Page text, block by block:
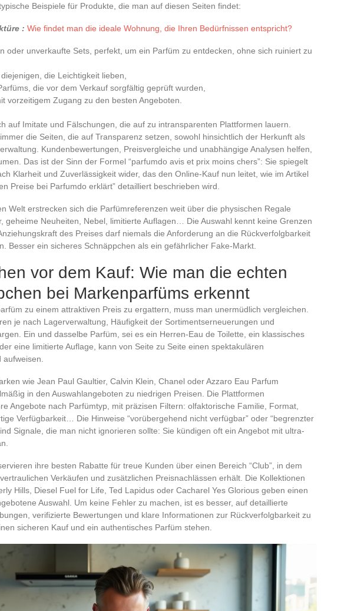
Beispiele für Produkte, die man auf diesen Seiten findet:
: Wie findet man die ideale Wohnung, die Ihren Bedürfnissen entspricht?
oder unverkaufte Sets, perfekt, um ein Parfüm zu entdecken, ohne sich ruiniert zu
die Leichtigkeit lieben,
die vor dem Verkauf sorgfältig geprüft wurden,
vorzeitigem Zugang zu den besten Angeboten.
auf Imitate und Fälschungen, die auf zu intransparenten Plattformen lauern.
die Seiten, die auf Transparenz setzen, sowohl hinsichtlich der Herkunft als
Kundenbewertungen, Preisvergleiche und unabhängige Analysen helfen,
Das ist der Sinn der Formel “parfumdo avis et prix moins chers”: Sie spiegelt
Klarheit und Zuverlässigkeit wider, das den Online-Kauf nun leitet, wie im Artikel
Preise bei Parfumdo erklärt” detailliert beschrieben wird.
Welt erstrecken sich die Parfümreferenzen weit über die physischen Regale
geheime Neuheiten, Nebel, limitierte Auflagen… Die Auswahl kennt keine Grenzen
des Preises darf niemals die Anforderung an die Rückverfolgbarkeit
Besser ein sicheres Schnäppchen als ein gefährlicher Fake-Markt.
vor dem Kauf: Wie man die echten
bei Markenparfüms erkennt
zu einem attraktiven Preis zu ergattern, muss man unermüdlich vergleichen.
je nach Lagerverwaltung, Häufigkeit der Sortimentserneuerungen und
Ein und dasselbe Parfüm, sei es ein Herren-Eau de Toilette, ein klassisches
eine limitierte Auflage, kann von Seite zu Seite einen spektakulären
wie Jean Paul Gaultier, Calvin Klein, Chanel oder Azzaro Eau Parfum
in den Auswahlangeboten zu niedrigen Preisen. Die Plattformen
Angebote nach Parfümtyp, mit präzisen Filtern: olfaktorische Familie, Format,
Verfügbarkeit… Die Hinweise “vorübergehend nicht verfügbar” oder “begrenzter
Signale, die man nicht ignorieren sollte: Sie kündigen oft ein Angebot mit ultra-
ihre besten Rabatte für treue Kunden über einen Bereich “Club”, in dem
Verkäufen und zusätzlichen Preisnachlässen erhält. Die Kollektionen
Hills, Diesel Fuel for Life, Ted Lapidus oder Cacharel Yes Glorious geben einen
Auswahl. Um keine Fehler zu machen, ist es besser, auf detaillierte
verifizierte Bewertungen und klare Informationen zur Rückverfolgbarkeit zu
sicheren Kauf und ein authentisches Parfüm stehen.